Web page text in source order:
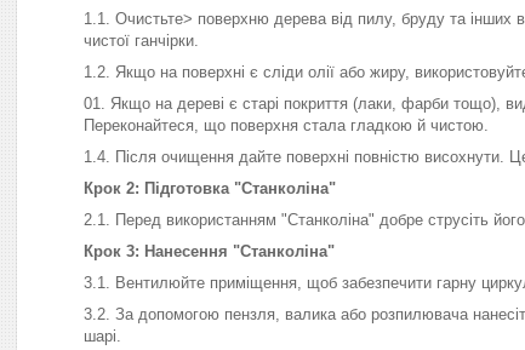
1.1. Очистьте> поверхню дерева від пилу, бруду та
чистої ганчірки.
1.2. Якщо на поверхні є сліди олії або жиру,
01. Якщо на дереві є старі покриття (лаки, фарби тощо),
Переконайтеся, що поверхня стала гладкою й чистою.
1.4. Після очищення дайте поверхні повністю висохнути.
Крок 2: Підготовка "Станколіна"
2.1. Перед використанням "Станколіна" добре струсіть
Крок 3: Нанесення "Станколіна"
3.1. Вентилюйте приміщення, щоб забезпечити гарну
3.2. За допомогою пензля, валика або розпилювача
шарі.